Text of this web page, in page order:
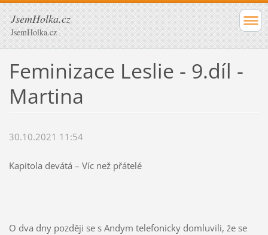
JsemHolka.cz
JsemHolka.cz
Feminizace Leslie - 9.díl -
Martina
30.10.2021 11:54
Kapitola devátá – Víc než přátelé
O dva dny později se s Andym telefonicky domluvili, že se